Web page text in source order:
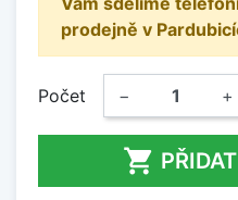
prodejně v
Počet − +
